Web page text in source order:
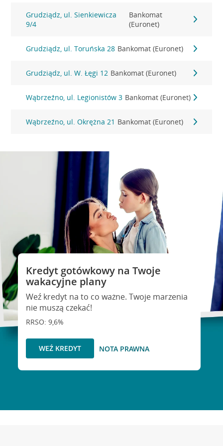
Grudziądz, ul. Sienkiewicza
9/4
Bankomat
(Euronet)
Grudziądz, ul. Toruńska 28 Bankomat (Euronet)
Grudziądz, ul. W. Łęgi 12 Bankomat (Euronet)
Wąbrzeźno, ul. Legionistów 3 Bankomat (Euronet)
Wąbrzeźno, ul. Okrężna 21 Bankomat (Euronet)
Kredyt gotówkowy na Twoje
wakacyjne plany
Weź kredyt na to co ważne. Twoje marzenia
nie muszą czekać!
RRSO: 9,6%
WEŹ KREDYT NOTA PRAWNA